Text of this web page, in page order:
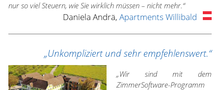
nur so viel Steuern, wie Sie wirklich müssen – nicht mehr.“
Daniela Andrä, Apartments Willibald
„Unkompliziert und sehr empfehlenswert.“
„Wir sind mit dem
ZimmerSoftware-Programm